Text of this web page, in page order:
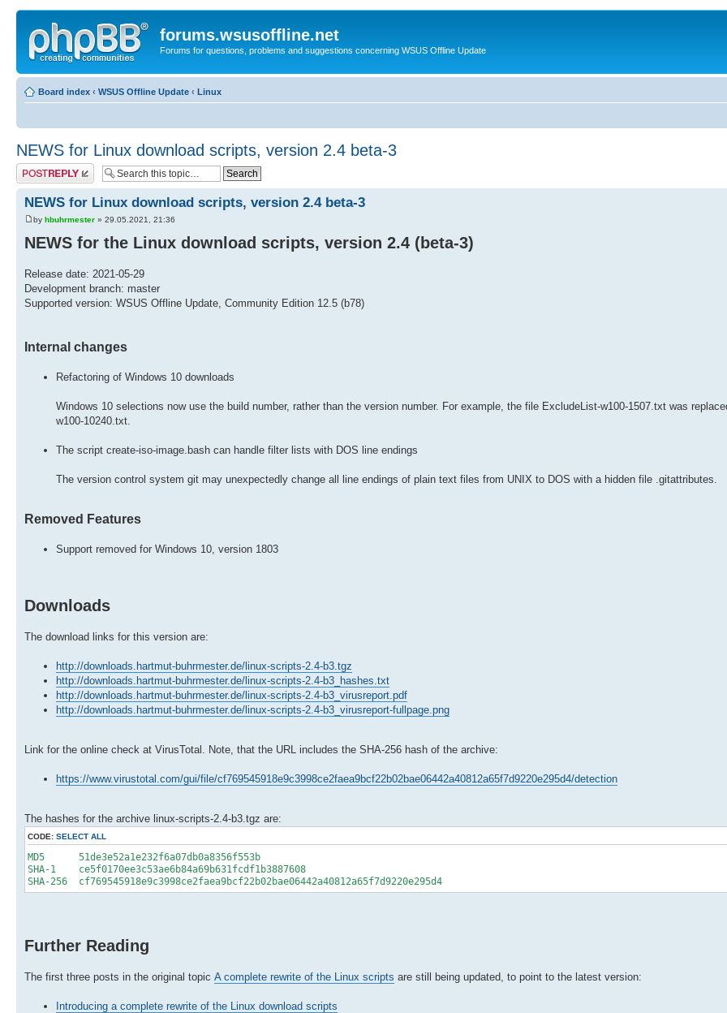
forums.wsusoffline.net
Forums for questions, problems and suggestions concerning WSUS Offline Update
Board index ‹ WSUS Offline Update ‹ Linux
NEWS for Linux download scripts, version 2.4 beta-3
Post a reply
NEWS for Linux download scripts, version 2.4 beta-3
by hbuhrmester » 29.05.2021, 21:36
NEWS for the Linux download scripts, version 2.4 (beta-3)
Release date: 2021-05-29
Development branch: master
Supported version: WSUS Offline Update, Community Edition 12.5 (b78)
Internal changes
Refactoring of Windows 10 downloads
Windows 10 selections now use the build number, rather than the version number. For example, the file ExcludeList-w100-1507.txt was
w100-10240.txt.
The script create-iso-image.bash can handle filter lists with DOS line endings
The version control system git may unexpectedly change all line endings of plain text files from UNIX to DOS with a hidden file .gitattributes.
Removed Features
Support removed for Windows 10, version 1803
Downloads
The download links for this version are:
http://downloads.hartmut-buhrmester.de/linux-scripts-2.4-b3.tgz
http://downloads.hartmut-buhrmester.de/linux-scripts-2.4-b3_hashes.txt
http://downloads.hartmut-buhrmester.de/linux-scripts-2.4-b3_virusreport.pdf
http://downloads.hartmut-buhrmester.de/linux-scripts-2.4-b3_virusreport-fullpage.png
Link for the online check at VirusTotal. Note, that the URL includes the SHA-256 hash of the archive:
https://www.virustotal.com/gui/file/cf769545918e9c3998ce2faea9bcf22b02bae06442a40812a65f7d9220e295d4/detection
The hashes for the archive linux-scripts-2.4-b3.tgz are:
CODE: SELECT ALL
MD5 51de3e52a1e232f6a07db0a8356f553b
SHA-1 ce5f0170ee3c53ae6b84a69b631fcdf1b3887608
SHA-256 cf769545918e9c3998ce2faea9bcf22b02bae06442a40812a65f7d9220e295d4
Further Reading
The first three posts in the original topic A complete rewrite of the Linux scripts are still being updated, to point to the latest version:
Introducing a complete rewrite of the Linux download scripts